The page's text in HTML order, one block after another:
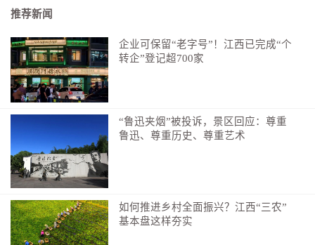
参差不齐的法律体系，法律分析人士常将其形容为“补丁
《新闻周刊》网站报道截图
美国枪支暴力预防组织“为每个城镇带来枪支安全”
枪支安全存放法规或称“儿童枪支接触防范法”，有24个
州尚未出台相关政策。但即便在已出台存枪法规的州内
推荐新闻
企业可保留“老字号”！江西已完成“个
转企”登记超700家
“鲁迅夹烟”被投诉，景区回应：尊重
鲁迅、尊重历史、尊重艺术
如何推进乡村全面振兴？江西“三农”
基本盘这样夯实